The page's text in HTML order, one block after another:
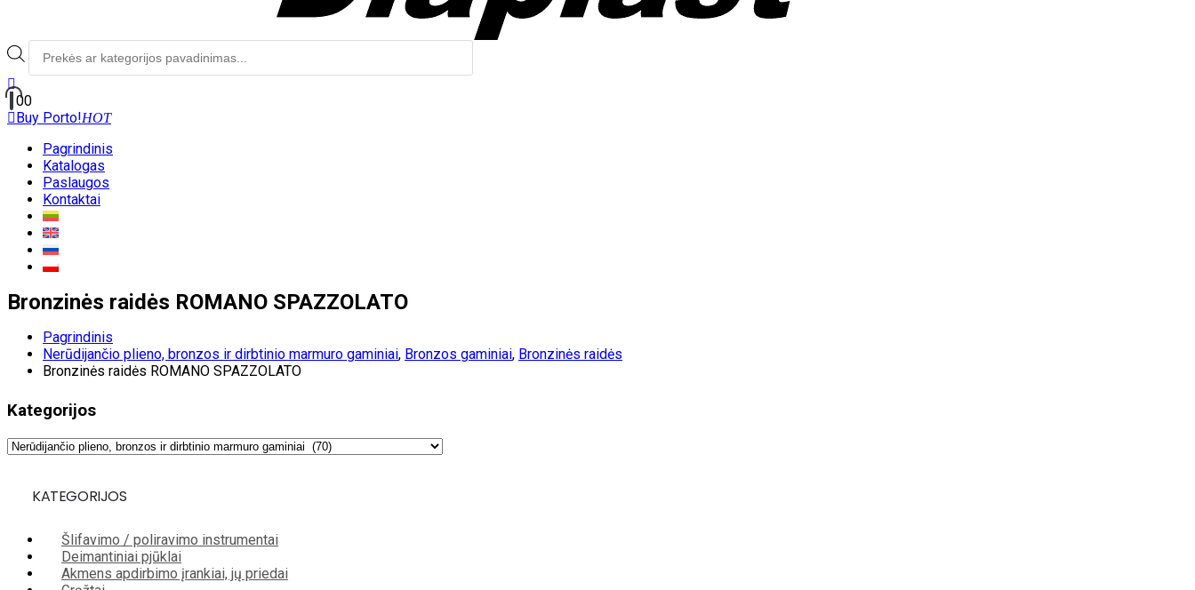
paieška
00
Buy Porto!HOT
Pagrindinis
Katalogas
Paslaugos
Kontaktai
Bronzinės raidės ROMANO SPAZZOLATO
Pagrindinis
Nerūdijančio plieno, bronzos ir dirbtinio marmuro gaminiai, Bronzos gaminiai, Bronzinės raidės
Bronzinės raidės ROMANO SPAZZOLATO
Kategorijos
KATEGORIJOS
Šlifavimo / poliravimo instrumentai
Deimantiniai pjūklai
Akmens apdirbimo įrankiai, jų priedai